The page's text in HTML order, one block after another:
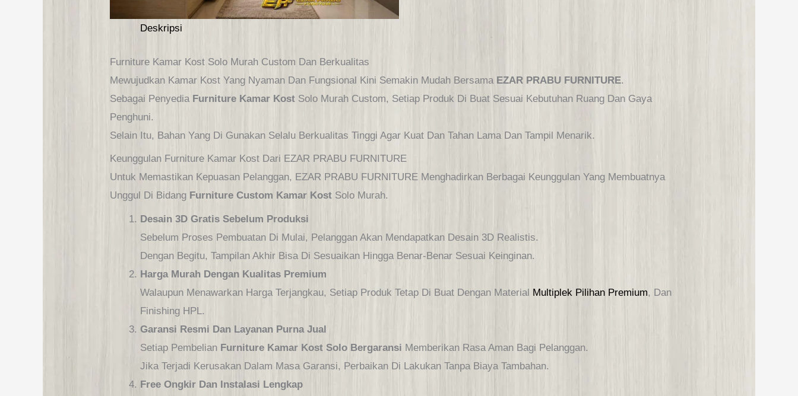
Deskripsi
Furniture Kamar Kost Solo Murah Custom Dan Berkualitas
Mewujudkan Kamar Kost Yang Nyaman Dan Fungsional Kini Semakin Mudah Bersama EZAR PRABU FURNITURE.
Sebagai Penyedia Furniture Kamar Kost Solo Murah Custom, Setiap Produk Di Buat Sesuai Kebutuhan Ruang Dan Gaya
Penghuni.
Selain Itu, Bahan Yang Di Gunakan Selalu Berkualitas Tinggi Agar Kuat Dan Tahan Lama Dan Tampil Menarik.
Keunggulan Furniture Kamar Kost Dari EZAR PRABU FURNITURE
Untuk Memastikan Kepuasan Pelanggan, EZAR PRABU FURNITURE Menghadirkan Berbagai Keunggulan Yang Membuatnya
Unggul Di Bidang Furniture Custom Kamar Kost Solo Murah.
Desain 3D Gratis Sebelum Produksi
Sebelum Proses Pembuatan Di Mulai, Pelanggan Akan Mendapatkan Desain 3D Realistis.
Dengan Begitu, Tampilan Akhir Bisa Di Sesuaikan Hingga Benar-Benar Sesuai Keinginan.
Harga Murah Dengan Kualitas Premium
Walaupun Menawarkan Harga Terjangkau, Setiap Produk Tetap Di Buat Dengan Material Multiplek Pilihan Premium, Dan
Finishing HPL.
Garansi Resmi Dan Layanan Purna Jual
Setiap Pembelian Furniture Kamar Kost Solo Bergaransi Memberikan Rasa Aman Bagi Pelanggan.
Jika Terjadi Kerusakan Dalam Masa Garansi, Perbaikan Di Lakukan Tanpa Biaya Tambahan.
Free Ongkir Dan Instalasi Lengkap